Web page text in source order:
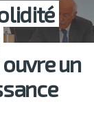
un